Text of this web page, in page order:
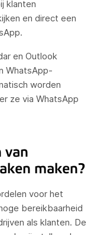
klanten
en direct een
en Outlook
WhatsApp-
worden
ze via WhatsApp
van
maken?
voor het
bereikbaarheid
als klanten. De